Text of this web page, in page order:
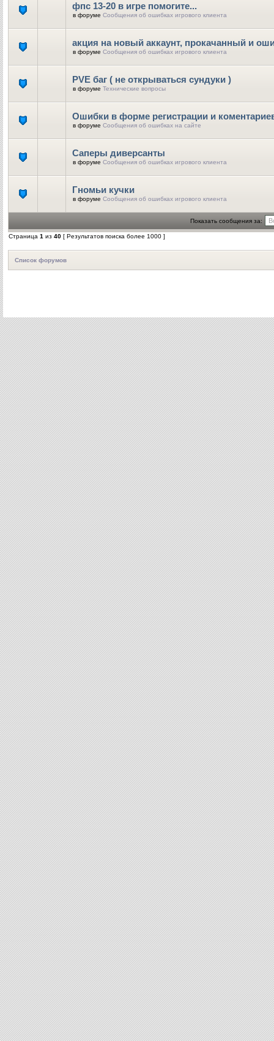
фпс 13-20 в игре помогите...
в форуме Сообщения об ошибках игрового клиента
акция на новый аккаунт, прокачанный и
в форуме Сообщения об ошибках игрового клиента
PVE баг ( не открываться сундуки )
в форуме Технические вопросы
Ошибки в форме регистрации и
в форуме Сообщения об ошибках на сайте
Саперы диверсанты
в форуме Сообщения об ошибках игрового клиента
Гномьи кучки
в форуме Сообщения об ошибках игрового клиента
Показать сообщения за:
Страница 1 из 40 [ Результатов поиска более 1000 ]
Список форумов